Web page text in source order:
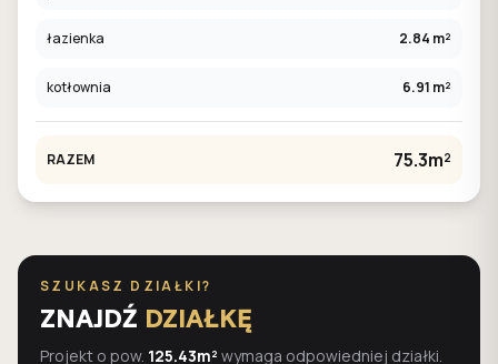
łazienka 2.84 m²
kotłownia 6.91 m²
RAZEM 75.3m²
SZUKASZ DZIAŁKI?
ZNAJDŹ DZIAŁKĘ
Projekt o pow. 125.43m² wymaga odpowiedniej działki.